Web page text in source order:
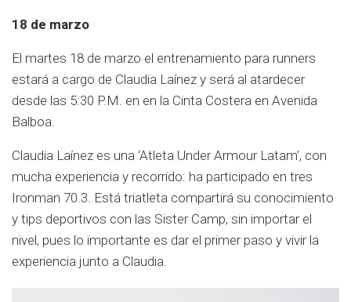
18 de marzo
El martes 18 de marzo el entrenamiento para runners
estará a cargo de Claudia Laínez y será al atardecer
desde las 5:30 P.M. en en la Cinta Costera en Avenida
Balboa.
Claudia Laínez es una ‘Atleta Under Armour Latam’, con
mucha experiencia y recorrido: ha participado en tres
Ironman 70.3. Está triatleta compartirá su conocimiento
y tips deportivos con las Sister Camp, sin importar el
nivel, pues lo importante es dar el primer paso y vivir la
experiencia junto a Claudia.